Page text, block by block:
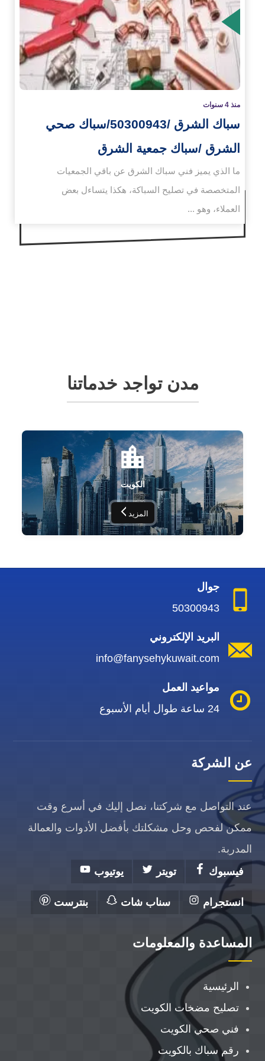
منذ 4 سنوات
سباك الشرق /50300943/سباك صحي
الشرق /سباك جمعية الشرق
ما الذي يميز فني سباك الشرق عن باقي الجمعيات
المتخصصة في تصليح السباكة، هكذا يتساءل بعض
العملاء، وهو ...
مدن تواجد خدماتنا
الكويت
المزيد
جوال
50300943
البريد الإلكتروني
info@fanysehykuwait.com
مواعيد العمل
24 ساعة طوال أيام الأسبوع
عن الشركة
عند التواصل مع شركتنا، نصل إليك في أسرع وقت
ممكن لفحص وحل مشكلتك بأفضل الأدوات والعمالة
المدربة.
فيسبوك
تويتر يوتيوب
انستجرام سناب شات بنترست
المساعدة والمعلومات
الرئيسية
تصليح مضخات الكويت
فني صحي الكويت
رقم سباك بالكويت